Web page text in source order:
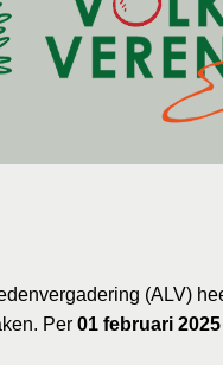
(ALV)
Per 01 februari 2025